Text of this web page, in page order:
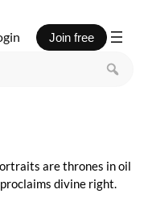
Join free
are thrones in oil
divine right.